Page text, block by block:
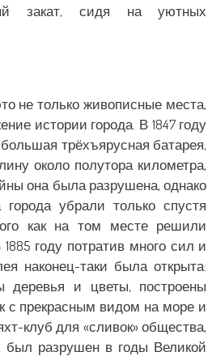
закат, сидя на уютных
не только живописные места,
истории города. В 1847 году
трёхъярусная батарея,
около полутора километра,
она была разрушена, однако
убрали только спустя
как на том месте решили
году потратив много сил и
наконец-таки была открыта:
деревья и цветы, построены
с прекрасным видом на море и
клуб для «сливок» общества,
был разрушен в годы Великой